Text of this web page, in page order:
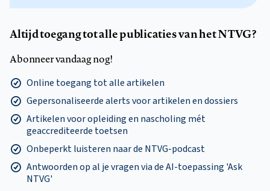
Altijd toegang tot alle publicaties van het NTVG?
Abonneer vandaag nog!
Online toegang tot alle artikelen
Gepersonaliseerde alerts voor artikelen en dossiers
Artikelen voor opleiding en nascholing mét
geaccrediteerde toetsen
Onbeperkt luisteren naar de NTVG-podcast
Antwoorden op al je vragen via de AI-toepassing 'Ask
NTVG'